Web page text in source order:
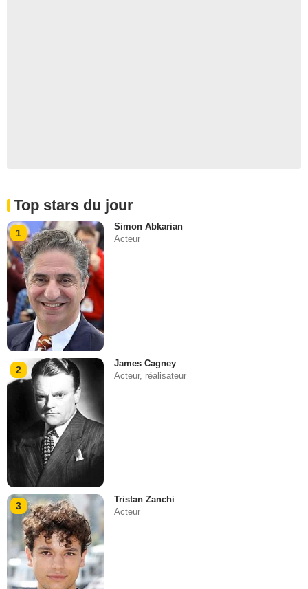
Top stars du jour
1
Simon Abkarian
Acteur
2
James Cagney
Acteur, réalisateur
3
Tristan Zanchi
Acteur